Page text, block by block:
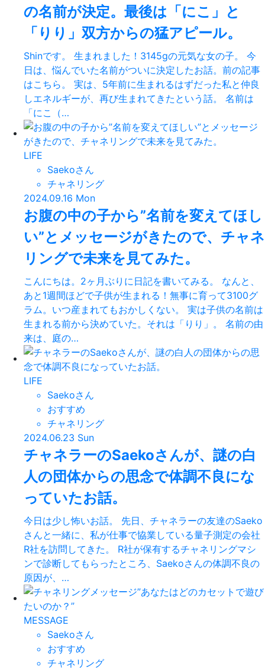
の名前が決定。最後は「にこ」と
「りり」双方からの猛アピール。
Shinです。 生まれました！3145gの元気な女の子。 今
日は、悩んでいた名前がついに決定したお話。前の記事
はこちら。 実は、5年前に生まれるはずだった私と仲良
しエネルギーが、再び生まれてきたという話。 名前は
「にこ（…
LIFE
Saekoさん
チャネリング
2024.09.16 Mon
お腹の中の子から”名前を変えてほし
い”とメッセージがきたので、チャネ
リングで未来を見てみた。
こんにちは。2ヶ月ぶりに日記を書いてみる。 なんと、
あと1週間ほどで子供が生まれる！無事に育って3100グ
ラム。いつ産まれてもおかしくない。 実は子供の名前は
生まれる前から決めていた。それは「りり」。 名前の由
来は、庭の…
LIFE
Saekoさん
おすすめ
チャネリング
2024.06.23 Sun
チャネラーのSaekoさんが、謎の白
人の団体からの思念で体調不良にな
っていたお話。
今日は少し怖いお話。 先日、チャネラーの友達のSaeko
さんと一緒に、私が仕事で協業している量子測定の会社
R社を訪問してきた。 R社が保有するチャネリングマシ
ンで診断してもらったところ、Saekoさんの体調不良の
原因が、…
MESSAGE
Saekoさん
おすすめ
チャネリング